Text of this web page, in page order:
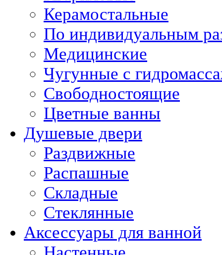
Керамостальные
По индивидуальным
Медицинские
Чугунные с
Свободностоящие
Цветные ванны
Душевые двери
Раздвижные
Распашные
Складные
Стеклянные
Аксессуары для ванной